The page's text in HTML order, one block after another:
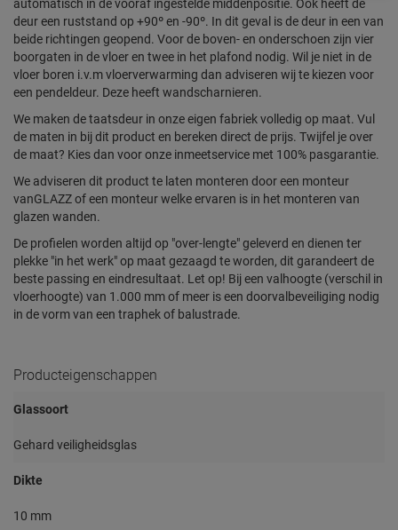
automatisch in de vooraf ingestelde middenpositie. Ook heeft de
deur een ruststand op +90º en -90º. In dit geval is de deur in een van
beide richtingen geopend. Voor de boven- en onderschoen zijn vier
boorgaten in de vloer en twee in het plafond nodig. Wil je niet in de
vloer boren i.v.m vloerverwarming dan adviseren wij te kiezen voor
een pendeldeur. Deze heeft wandscharnieren.
We maken de taatsdeur in onze eigen fabriek volledig op maat. Vul
de maten in bij dit product en bereken direct de prijs. Twijfel je over
de maat? Kies dan voor onze inmeetservice met 100% pasgarantie.
We adviseren dit product te laten monteren door een monteur
vanGLAZZ of een monteur welke ervaren is in het monteren van
glazen wanden.
De profielen worden altijd op "over-lengte" geleverd en dienen ter
plekke "in het werk" op maat gezaagd te worden, dit garandeert de
beste passing en eindresultaat. Let op! Bij een valhoogte (verschil in
vloerhoogte) van 1.000 mm of meer is een doorvalbeveiliging nodig
in de vorm van een traphek of balustrade.
Producteigenschappen
Glassoort
Gehard veiligheidsglas
Dikte
10 mm